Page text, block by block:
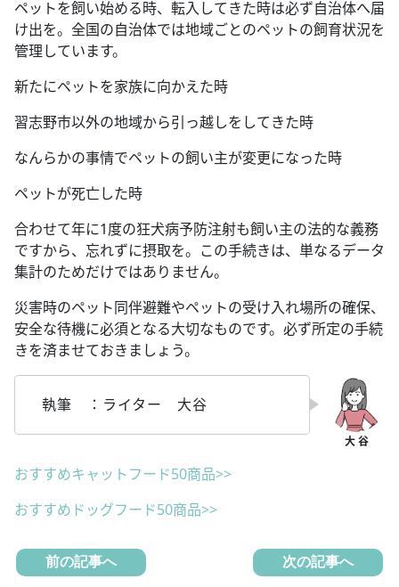
ペットを飼い始める時、転入してきた時は必ず自治体へ届
け出を。全国の自治体では地域ごとのペットの飼育状況を
管理しています。
新たにペットを家族に向かえた時
習志野市以外の地域から引っ越しをしてきた時
なんらかの事情でペットの飼い主が変更になった時
ペットが死亡した時
合わせて年に1度の狂犬病予防注射も飼い主の法的な義務
ですから、忘れずに摂取を。この手続きは、単なるデータ
集計のためだけではありません。
災害時のペット同伴避難やペットの受け入れ場所の確保、
安全な待機に必須となる大切なものです。必ず所定の手続
きを済ませておきましょう。
執筆 ：ライター 大谷
おすすめキャットフード50商品>>
おすすめドッグフード50商品>>
前の記事へ 次の記事へ